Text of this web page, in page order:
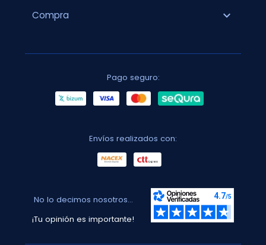
Compra expand_more
Pago seguro:
Envíos realizados con:
No lo decimos nosotros...
¡Tu opinión es importante!